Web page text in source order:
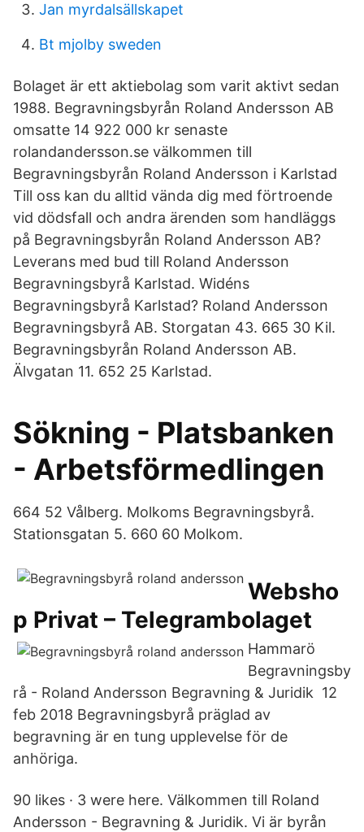
Jan myrdalsällskapet
Bt mjolby sweden
Bolaget är ett aktiebolag som varit aktivt sedan
1988. Begravningsbyrån Roland Andersson AB
omsatte 14 922 000 kr senaste
rolandandersson.se välkommen till
Begravningsbyrån Roland Andersson i Karlstad
Till oss kan du alltid vända dig med förtroende
vid dödsfall och andra ärenden som handläggs
på Begravningsbyrån Roland Andersson AB?
Leverans med bud till Roland Andersson
Begravningsbyrå Karlstad. Widéns
Begravningsbyrå Karlstad? Roland Andersson
Begravningsbyrå AB. Storgatan 43. 665 30 Kil.
Begravningsbyrån Roland Andersson AB.
Älvgatan 11. 652 25 Karlstad.
Sökning - Platsbanken
- Arbetsförmedlingen
664 52 Vålberg. Molkoms Begravningsbyrå.
Stationsgatan 5. 660 60 Molkom.
Websho
p Privat – Telegrambolaget
Hammarö
Begravningsby
rå - Roland Andersson Begravning & Juridik 12
feb 2018 Begravningsbyrå präglad av
begravning är en tung upplevelse för de
anhöriga.
90 likes · 3 were here. Välkommen till Roland
Andersson - Begravning & Juridik. Vi är byrån